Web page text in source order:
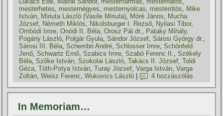
mesterhetes, mesternégyes, mesternyolcas, mesterötös, Mike
István, Miriuta László (Vasile Miriuta), Móré János, Mucha
József, Németh Miklós, Nikolsburger I. Rezső, Nyilasi Tibor,
Ombódi Imre,Onódi II. Béla,Orosz Pál dr., Pataky Mihály,
Pogány László, Polgár Gyula,Sándor József,Sárosi György dr.,
Sárosi III. Béla,Schembri André,Schlosser Imre,Schönfeld
Jenő,Schwartz Ernő,Szabics Imre,Szabó Ferenc II.,Székely
Béla,Szőke István,Szokolai László,Takács II. József,Toldi
Géza,Tóth-Potya István,Turay József,Varga István,Varga
Zoltán,Weisz Ferenc,Wukovics László 4 hozzászólás
In Memoriam…